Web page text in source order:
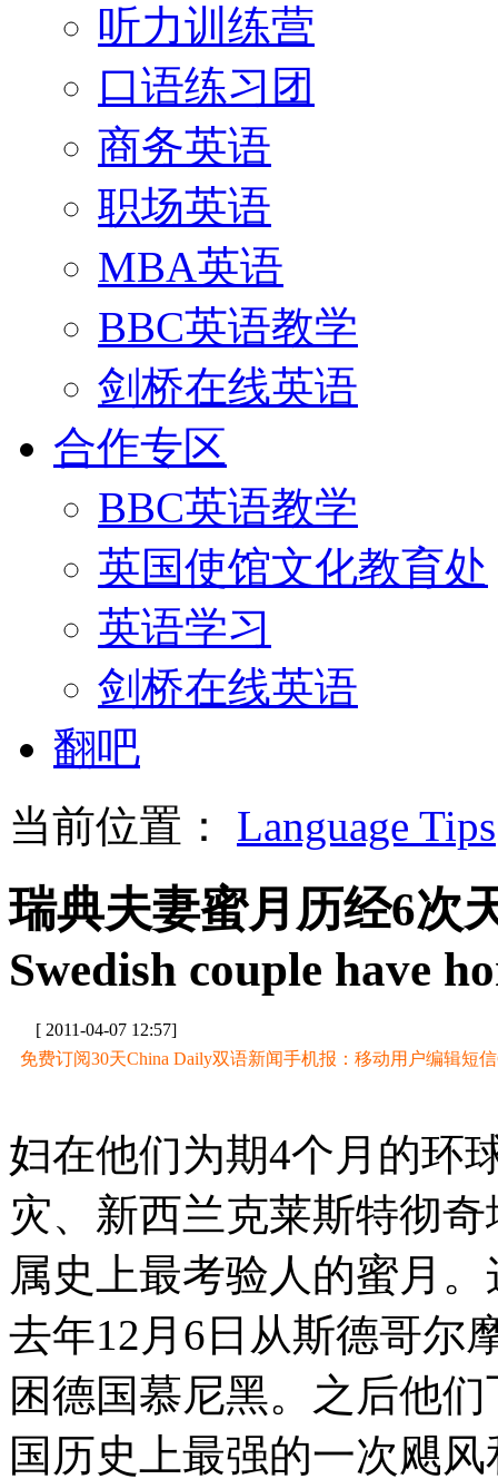
听力训练营
口语练习团
商务英语
职场英语
MBA英语
BBC英语教学
剑桥在线英语
合作专区
BBC英语教学
英国使馆文化教育处
英语学习
剑桥在线英语
翻吧
当前位置： Language Tips
瑞典夫妻蜜月历经6次
Swedish couple have
[ 2011-04-07 12:57]
免费订阅30天China Daily双语新闻手机报：移动用户编辑短信
妇在他们为期4个月的环
灾、新西兰克莱斯特彻
属史上最考验人的蜜月
去年12月6日从斯德哥尔
困德国慕尼黑。之后他
国历史上最强的一次飓